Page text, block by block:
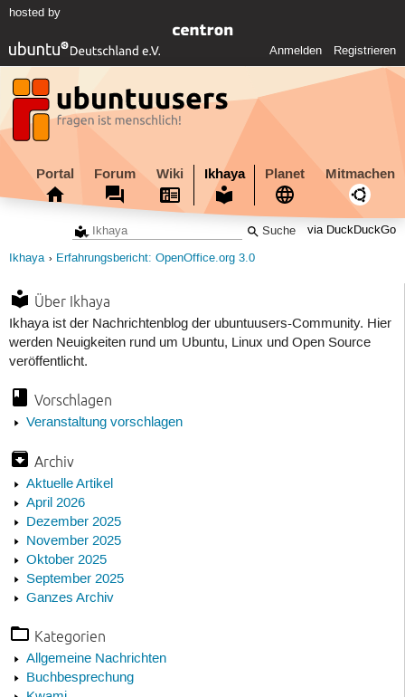
hosted by
Anmelden Registrieren
Portal Forum Wiki Ikhaya Planet Mitmachen
via DuckDuckGo
Ikhaya Erfahrungsbericht: OpenOffice.org 3.0
Über Ikhaya
Ikhaya ist der Nachrichtenblog der ubuntuusers-Community. Hier
werden Neuigkeiten rund um Ubuntu, Linux und Open Source
veröffentlicht.
Vorschlagen
Veranstaltung vorschlagen
Archiv
Aktuelle Artikel
April 2026
Dezember 2025
November 2025
Oktober 2025
September 2025
Ganzes Archiv
Kategorien
Allgemeine Nachrichten
Buchbesprechung